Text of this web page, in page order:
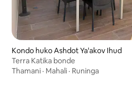
Kondo huko Ashdot Ya'akov Ihud
Terra Katika bonde
Thamani · Mahali · Runinga